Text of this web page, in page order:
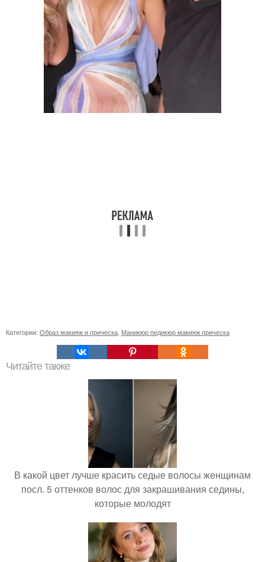
Категории: Образ макияж и прическа, Маникюр педикюр макияж прическа
Читайте также
В какой цвет лучше красить седые волосы женщинам
посл. 5 оттенков волос для закрашивания седины,
которые молодят